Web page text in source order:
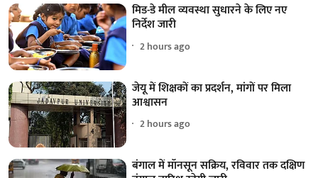
मिड-डे मील व्यवस्था सुधारने के लिए नए
निर्देश जारी
2 hours ago
जेयू में शिक्षकों का प्रदर्शन, मांगों पर मिला
आश्वासन
2 hours ago
बंगाल में मॉनसून सक्रिय, रविवार तक दक्षिण